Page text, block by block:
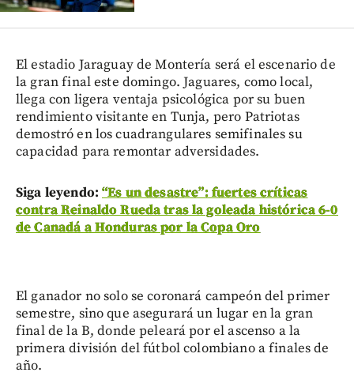
El estadio Jaraguay de Montería será el escenario de
la gran final este domingo. Jaguares, como local,
llega con ligera ventaja psicológica por su buen
rendimiento visitante en Tunja, pero Patriotas
demostró en los cuadrangulares semifinales su
capacidad para remontar adversidades.
Siga leyendo:“Es un desastre”: fuertes críticas
contra Reinaldo Rueda tras la goleada histórica 6-0
de Canadá a Honduras por la Copa Oro
El ganador no solo se coronará campeón del primer
semestre, sino que asegurará un lugar en la gran
final de la B, donde peleará por el ascenso a la
primera división del fútbol colombiano a finales de
año.